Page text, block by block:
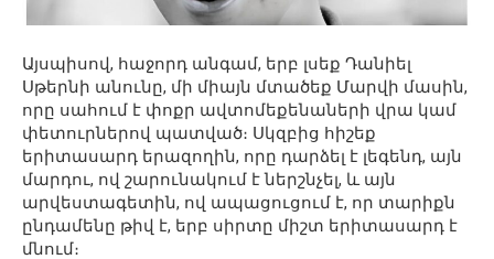
Այսպիսով, հաջորդ անգամ, երբ լսեք Դանիել
Սթերնի անունը, մի միայն մտածեք Մարվի մասին,
որը սահում է փոքր ավտոմեքենաների վրա կամ
փետուրներով պատված։ Սկզբից հիշեք
երիտասարդ երազողին, որը դարձել է լեգենդ, այն
մարդու, ով շարունակում է ներշնչել, և այն
արվեստագետին, ով ապացուցում է, որ տարիքն
ընդամենը թիվ է, երբ սիրտը միշտ երիտասարդ է
մնում։